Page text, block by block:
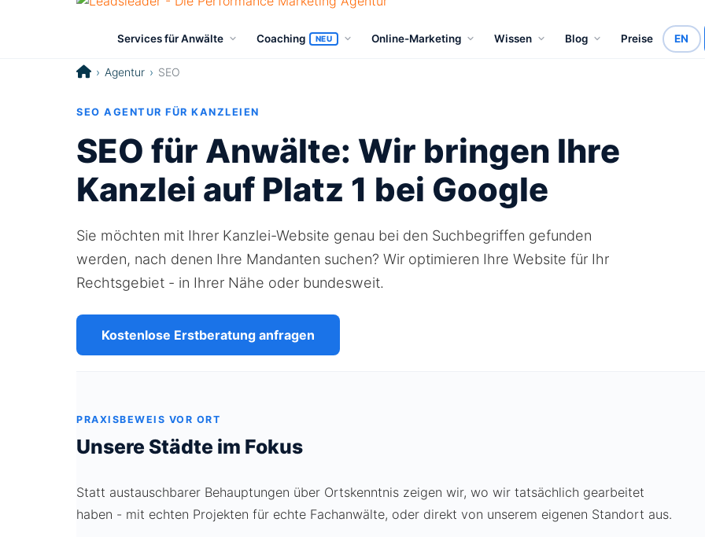
Services für Anwälte Coaching NEU Online-Marketing Wissen Blog Preise EN
Agentur SEO
SEO AGENTUR FÜR KANZLEIEN
SEO für Anwälte: Wir bringen Ihre
Kanzlei auf Platz 1 bei Google
Sie möchten mit Ihrer Kanzlei-Website genau bei den Suchbegriffen gefunden
werden, nach denen Ihre Mandanten suchen? Wir optimieren Ihre Website für Ihr
Rechtsgebiet - in Ihrer Nähe oder bundesweit.
Kostenlose Erstberatung anfragen
PRAXISBEWEIS VOR ORT
Unsere Städte im Fokus
Statt austauschbarer Behauptungen über Ortskenntnis zeigen wir, wo wir tatsächlich gearbeitet
haben - mit echten Projekten für echte Fachanwälte, oder direkt von unserem eigenen Standort aus.